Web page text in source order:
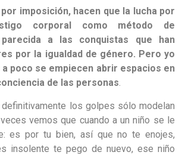
imposición, hacen que la lucha por
corporal como método de
a las conquistas que han
por la igualdad de género. Pero yo
poco se empiecen abrir espacios en
de las personas.
los golpes sólo modelan
vemos que cuando a un niño se le
es por tu bien, así que no te enojes,
insolente te pego de nuevo, ese niño